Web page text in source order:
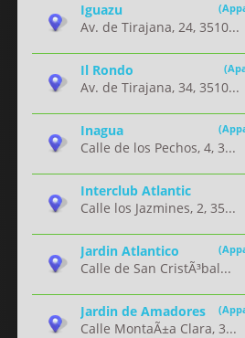
Iguazu
Av. de Tirajana, 24, 3510...
Il Rondo
Av. de Tirajana, 34, 3510...
Inagua
Calle de los Pechos, 4, 3...
Interclub Atlantic
Calle los Jazmines, 2, 35...
Jardin Atlantico
Calle de San CristÃ³bal...
Jardin de Amadores
Calle MontaÃ±a Clara, 3...